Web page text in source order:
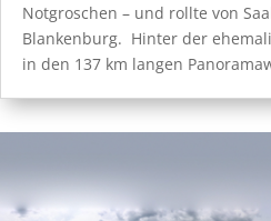
Notgroschen – und rollte von
Blankenburg. Hinter der
in den 137 km langen